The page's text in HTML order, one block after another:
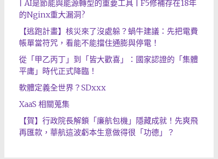
| AI是節能與能源轉型的重要工具 | F5修補存在18年
的Nginx重大漏洞?
【逃跑計畫】核災來了沒處躲？蝸牛建議：先把電費
帳單當符咒，看能不能擋住通膨與停電！
從「甲乙丙丁」到「皆大歡喜」：國家認證的「集體
平庸」時代正式降臨！
軟體定義全世界？SDxxx
XaaS 相關蒐集
【賀】行政院長解鎖「廉航包機」隱藏成就！先爽飛
再匯款，華航這波虧本生意做得很「功德」？